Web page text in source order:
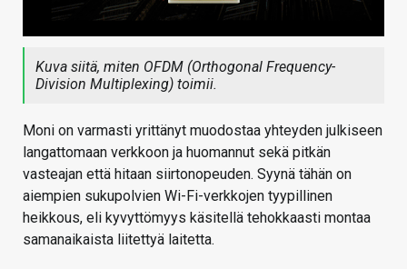
Kuva siitä, miten OFDM (Orthogonal Frequency-
Division Multiplexing) toimii.
Moni on varmasti yrittänyt muodostaa yhteyden julkiseen
langattomaan verkkoon ja huomannut sekä pitkän
vasteajan että hitaan siirtonopeuden. Syynä tähän on
aiempien sukupolvien Wi-Fi-verkkojen tyypillinen
heikkous, eli kyvyttömyys käsitellä tehokkaasti montaa
samanaikaista liitettyä laitetta.